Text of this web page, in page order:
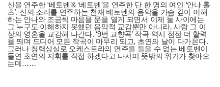
신을 연주한 ‘베토벤’& ‘베토벤’을 연주한 단 한 명의 여인 ‘안나 홀
츠’. 신의 소리를 연주하는 천재 베토벤의 음악을 가슴 깊이 이해
하는 안나와 조금씩 마음을 문을 열게 되면서 이제 둘 사이에는
그 누구도 이해하지 못했던 음악적 교감뿐만 아니라, 사랑 그 이
상의 영혼을 교감해 나간다. ‘9번 교향곡’ 작곡 역시 점점 더 활력
을 띄며 드디어 모든 작곡이 마무리 되고, 초연의 날이 다가온다.
그러나 청력상실로 오케스트라의 연주를 들을 수 없는 베토벤이
돌연 초연의 지휘를 직접 하겠다고 나서며 뜻밖의 위기가 찾아오
는데……